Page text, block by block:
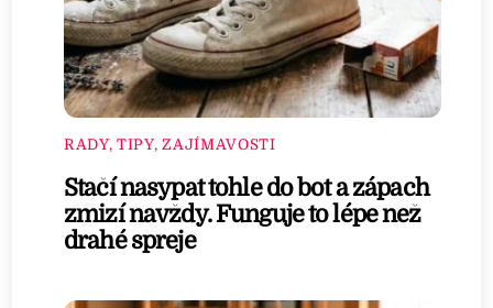
RADY, TIPY, ZAJÍMAVOSTI
Stačí nasypat tohle do bot a zápach
zmizí navždy. Funguje to lépe než
drahé spreje